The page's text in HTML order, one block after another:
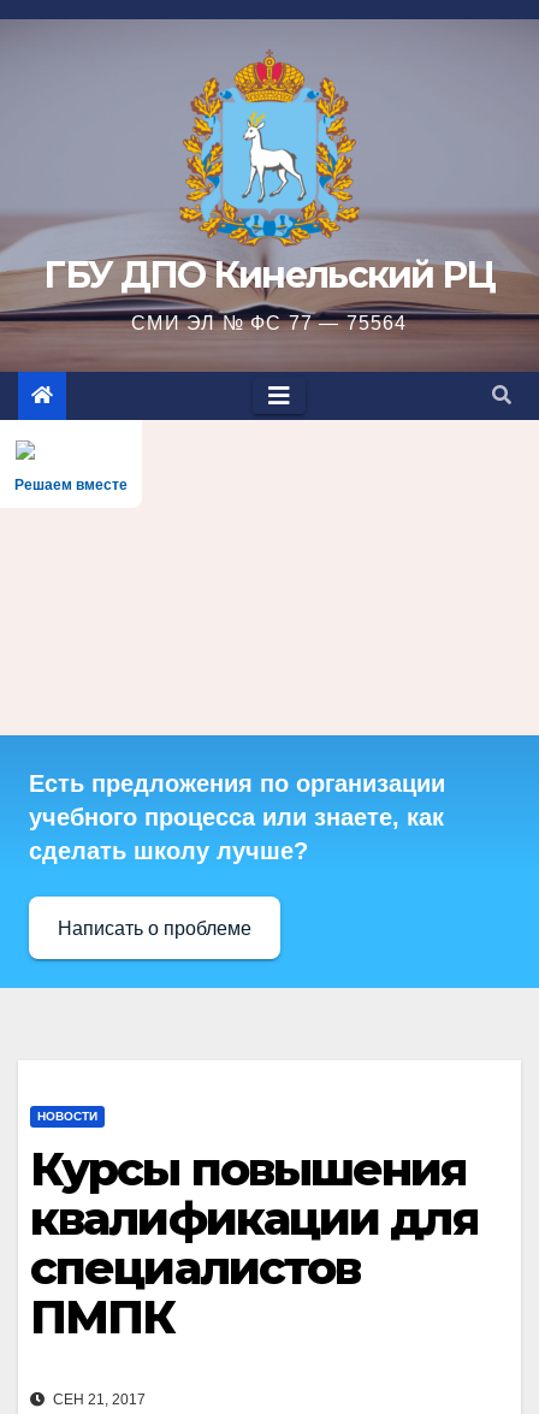
Перейти
ГБУ ДПО Кинельский РЦ
СМИ ЭЛ № ФС 77 — 75564
Решаем вместе
Есть предложения по организации
учебного процесса или знаете, как
сделать школу лучше?
Написать о проблеме
НОВОСТИ
Курсы повышения
квалификации для
специалистов
ПМПК
СЕН 21, 2017